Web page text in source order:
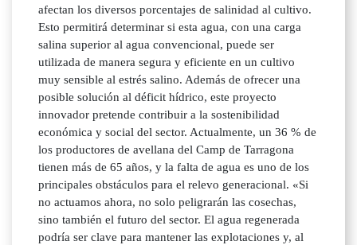
afectan los diversos porcentajes de salinidad al cultivo.
Esto permitirá determinar si esta agua, con una carga
salina superior al agua convencional, puede ser
utilizada de manera segura y eficiente en un cultivo
muy sensible al estrés salino. Además de ofrecer una
posible solución al déficit hídrico, este proyecto
innovador pretende contribuir a la sostenibilidad
económica y social del sector. Actualmente, un 36 % de
los productores de avellana del Camp de Tarragona
tienen más de 65 años, y la falta de agua es uno de los
principales obstáculos para el relevo generacional. «Si
no actuamos ahora, no solo peligrarán las cosechas,
sino también el futuro del sector. El agua regenerada
podría ser clave para mantener las explotaciones y, al